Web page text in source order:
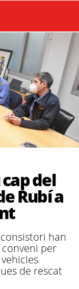
del
Rubí a
han
per
de rescat